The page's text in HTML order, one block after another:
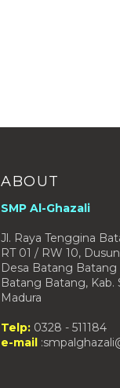
ABOUT
SMP Al-Ghazali
Jl. Raya Tenggina
RT 01 / RW 10,
Desa Batang Batang
Batang Batang, Kab.
Madura
Telp: 0328 - 511184
e-mail